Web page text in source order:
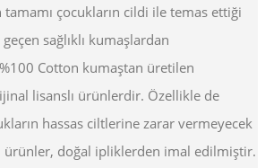
çocukların cildi ile temas ettiği
sağlıklı kumaşlardan
Cotton kumaştan üretilen
lisanslı ürünlerdir. Özellikle de
hassas ciltlerine zarar vermeyecek
ürünler, doğal ipliklerden imal edilmiştir.